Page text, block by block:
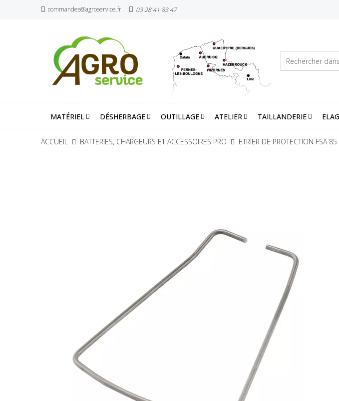
commandes@agroservice.fr 03 28 41 83 47
MATÉRIEL DÉSHERBAGE OUTILLAGE ATELIER TAILLANDERIE
ACCUEIL BATTERIES, CHARGEURS ET ACCESSOIRES PRO ETRIER DE PROTECTION FSA 85